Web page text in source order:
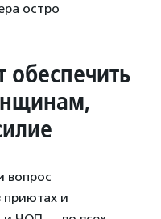
остро
вопрос
приютах и